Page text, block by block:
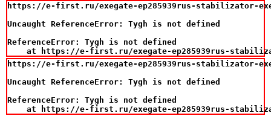
https://e-first.ru/exegate-ep285939rus-stabilizator-
Uncaught ReferenceError: Tygh is not defined
ReferenceError: Tygh is not defined
at https://e-first.ru/exegate-ep285939rus-
https://e-first.ru/exegate-ep285939rus-stabilizator-
Uncaught ReferenceError: Tygh is not defined
ReferenceError: Tygh is not defined
at https://e-first.ru/exegate-ep285939rus-